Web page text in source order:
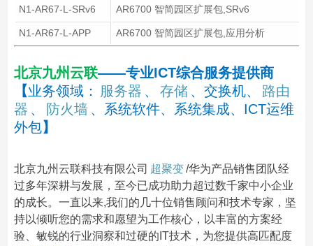
N1-AR67-L-SRv6 AR6700 智简园区扩展包,SRv6
N1-AR67-L-APP AR6700 智简园区扩展包,应用分析
北京九州云联——专业ICT综合服务提供商
【业务领域： 服务器 、 存储 、交换机、
路由
器 、 防火墙 、系统软件、系统集成、ICT运维
外包】
北京九州云联科技有限公司 超聚变/华为产品销售团队经
过多年深耕与发展，至今已成功助力超过数千家中小企业
的成长。一直以来,我们的几十位销售顾问和技术专家，坚
持以倾听您的需求和愿望为工作核心，以丰富的方案经
验、敏锐的行业洞察和过硬的IT技术，为您提供高匹配度